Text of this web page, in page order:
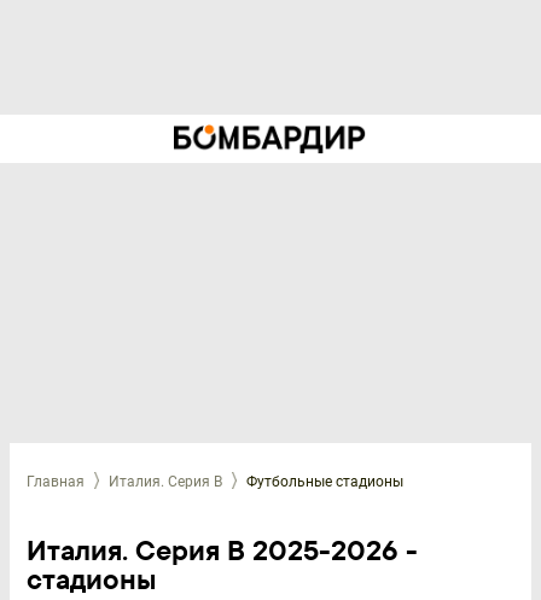
Главная Италия. Серия B Футбольные стадионы
Италия. Серия В 2025-2026 -
стадионы